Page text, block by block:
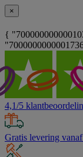
×
{
4,1/5
Gratis levering